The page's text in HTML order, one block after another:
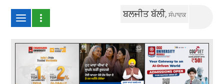
ਬਲਜੀਤ ਬੱਲੀ,ਸੰਪਾਦਕ